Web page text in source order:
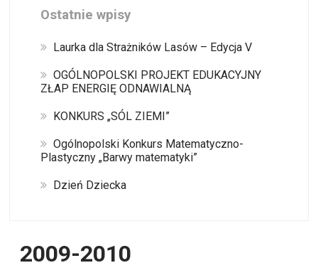
Ostatnie wpisy
Laurka dla Strażników Lasów – Edycja V
OGÓLNOPOLSKI PROJEKT EDUKACYJNY
ZŁAP ENERGIĘ ODNAWIALNĄ
KONKURS „SÓL ZIEMI”
Ogólnopolski Konkurs Matematyczno-
Plastyczny „Barwy matematyki”
Dzień Dziecka
2009-2010